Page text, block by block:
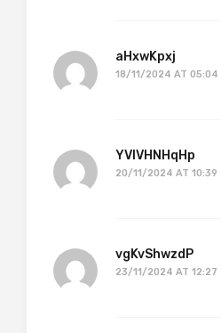
aHxwKpxj
18/11/2024 AT 05:04
YVIVHNHqHp
20/11/2024 AT 10:39
vgKvShwzdP
23/11/2024 AT 12:27